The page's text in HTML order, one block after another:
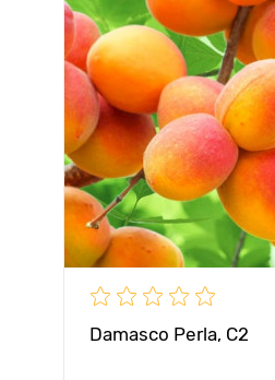
Damasco Perla, С2